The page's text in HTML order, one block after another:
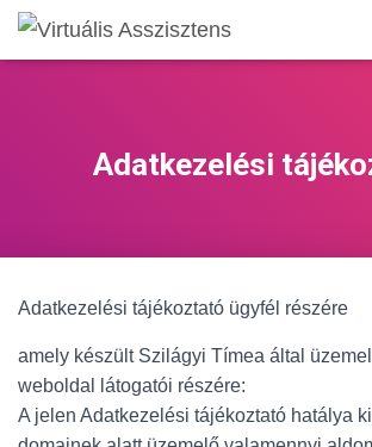
Adatkezelési
Adatkezelési tájékoztató ügyfél részére
amely készült Szilágyi Tímea által
weboldal látogatói részére:
A jelen Adatkezelési tájékoztató hatálya